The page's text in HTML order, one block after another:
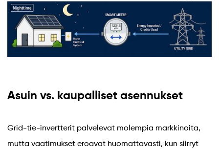
Asuin vs. kaupalliset asennukset
Grid-tie-invertterit palvelevat molempia markkinoita,
mutta vaatimukset eroavat huomattavasti, kun siirryt